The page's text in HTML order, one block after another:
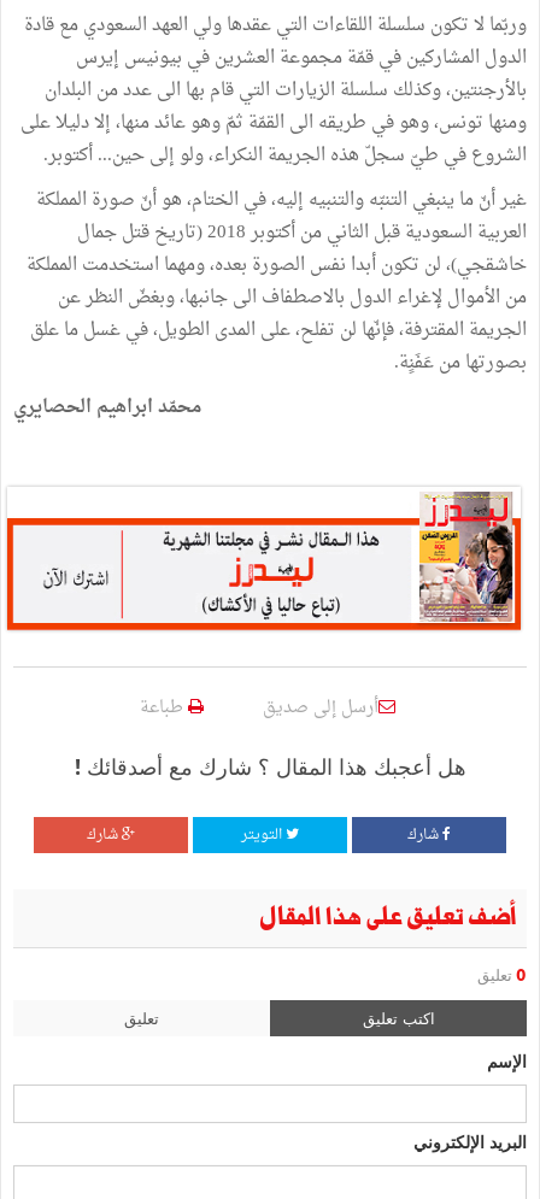
وربّما لا تكون سلسلة اللقاءات التي عقدها ولي العهد السعودي مع قادة
الدول المشاركين في قمّة مجموعة العشرين في بيونيس إيرس
بالأرجنتين، وكذلك سلسلة الزيارات التي قام بها الى عدد من البلدان
ومنها تونس، وهو في طريقه الى القمّة ثمّ وهو عائد منها، إلا دليلا على
الشروع في طيّ سجلّ هذه الجريمة النكراء، ولو إلى حين... أكتوبر.
غير أنّ ما ينبغي التنبّه والتنبيه إليه، في الختام، هو أنّ صورة المملكة
العربية السعودية قبل الثاني من أكتوبر 2018 (تاريخ قتل جمال
خاشقجي)، لن تكون أبدا نفس الصورة بعده، ومهما استخدمت المملكة
من الأموال لإغراء الدول بالاصطفاف الى جانبها، وبغضّ النظر عن
الجريمة المقترفة، فإنّها لن تفلح، على المدى الطويل، في غسل ما علق
بصورتها من عَفَنٍة.
محمّد ابراهيم الحصايري
أرسل إلى صديق طباعة
هل أعجبك هذا المقال ؟ شارك مع أصدقائك !
شارك التويتر شارك
أضف تعليق على هذا المقال
0 تعليق
اكتب تعليق تعليق
الإسم
البريد الإلكتروني